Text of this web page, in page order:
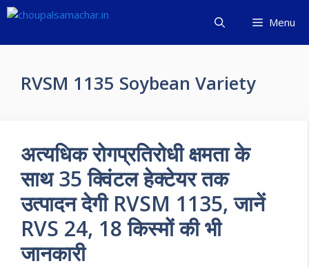
Skip
content
Menu
RVSM 1135 Soybean Variety
अत्यधिक रोगप्रतिरोधी क्षमता के
साथ 35 क्विंटल हेक्टेयर तक
उत्पादन देगी RVSM 1135, जानें
RVS 24, 18 किस्मों की भी
जानकारी